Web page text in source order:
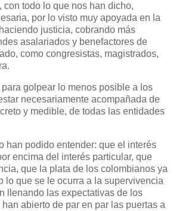
con todo lo que nos han dicho,
por lo visto muy apoyada en la
justicia, cobrando más
asalariados y benefactores de
como congresistas, magistrados,
para golpear lo menos posible a los
necesariamente acompañada de
y medible, de todas las entidades
han podido entender: que el interés
encima del interés particular, que
que la plata de los colombianos ya
lo que se le ocurra a la supervivencia
llenando las expectativas de los
abierto de par en par las puertas a